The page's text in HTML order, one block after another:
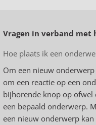
Vragen in verband met
Hoe plaats ik een
Om een nieuw
om een reactie op een
bijhorende knop op ofwel
een bepaald onderwerp.
een nieuw onderwerp